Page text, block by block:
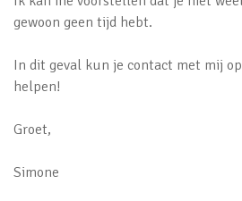
gewoon geen tijd hebt.
In dit geval kun je contact met mij
helpen!
Groet,
Simone